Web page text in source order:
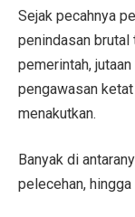
Sejak pecahnya
penindasan
pemerintah,
pengawasan
menakutkan.
Banyak di
pelecehan,